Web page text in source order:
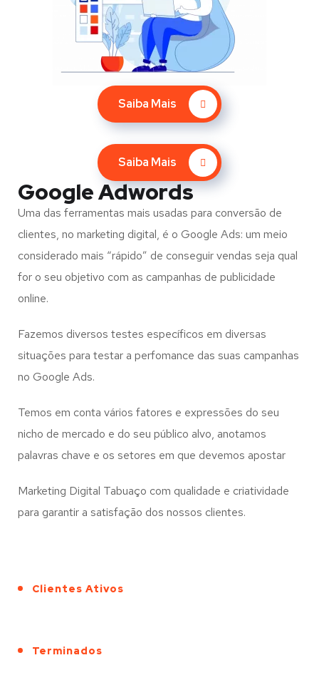
Saiba Mais
Saiba Mais
Google Adwords
Uma das ferramentas mais usadas para conversão de
clientes, no marketing digital, é o Google Ads: um meio
considerado mais “rápido” de conseguir vendas seja qual
for o seu objetivo com as campanhas de publicidade
online.
Fazemos diversos testes específicos em diversas
situações para testar a perfomance das suas campanhas
no Google Ads.
Temos em conta vários fatores e expressões do seu
nicho de mercado e do seu público alvo, anotamos
palavras chave e os setores em que devemos apostar
Marketing Digital Tabuaço com qualidade e criatividade
para garantir a satisfação dos nossos clientes.
Clientes Ativos
Terminados